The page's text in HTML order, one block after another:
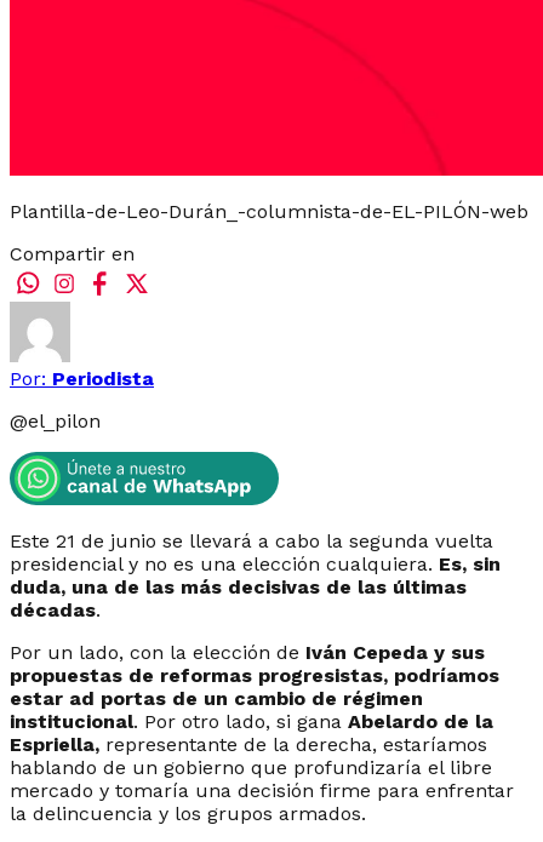
Plantilla-de-Leo-Durán_-columnista-de-EL-PILÓN-web
Compartir en
Por: Periodista
@el_pilon
Este 21 de junio se llevará a cabo la segunda vuelta
presidencial y no es una elección cualquiera. Es, sin
duda, una de las más decisivas de las últimas
décadas.
Por un lado, con la elección de Iván Cepeda y sus
propuestas de reformas progresistas, podríamos
estar ad portas de un cambio de régimen
institucional. Por otro lado, si gana Abelardo de la
Espriella, representante de la derecha, estaríamos
hablando de un gobierno que profundizaría el libre
mercado y tomaría una decisión firme para enfrentar
la delincuencia y los grupos armados.